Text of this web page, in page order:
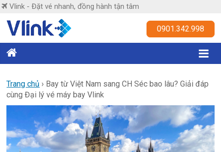
Skip
content
Vlink - Đặt vé nhanh, đồng hành tận tâm
Vlink
nhanh,
đồng
hành
tâm
0901.342.998
Trang chủ › Bay từ Việt Nam sang CH Séc bao lâu? Giải đáp
cùng Đại lý vé máy bay Vlink